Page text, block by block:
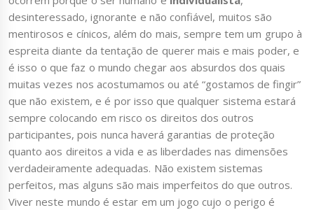
desinteressado, ignorante e não confiável, muitos são
mentirosos e cínicos, além do mais, sempre tem um grupo à
espreita diante da tentação de querer mais e mais poder, e
é isso o que faz o mundo chegar aos absurdos dos quais
muitas vezes nos acostumamos ou até “gostamos de fingir”
que não existem, e é por isso que qualquer sistema estará
sempre colocando em risco os direitos dos outros
participantes, pois nunca haverá garantias de proteção
quanto aos direitos a vida e as liberdades nas dimensões
verdadeiramente adequadas. Não existem sistemas
perfeitos, mas alguns são mais imperfeitos do que outros.
Viver neste mundo é estar em um jogo cujo o perigo é